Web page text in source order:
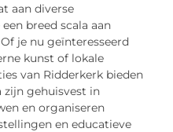
aan diverse
breed scala aan
je nu geïnteresseerd
kunst of lokale
van Ridderkerk bieden
zijn gehuisvest in
en organiseren
en educatieve